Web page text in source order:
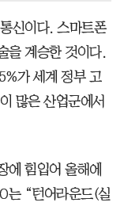
신이다. 스마트폰
을 계승한 것이다.
가 세계 정부 고
많은 산업군에서
에 힘입어 올해에
는 “턴어라운드(실